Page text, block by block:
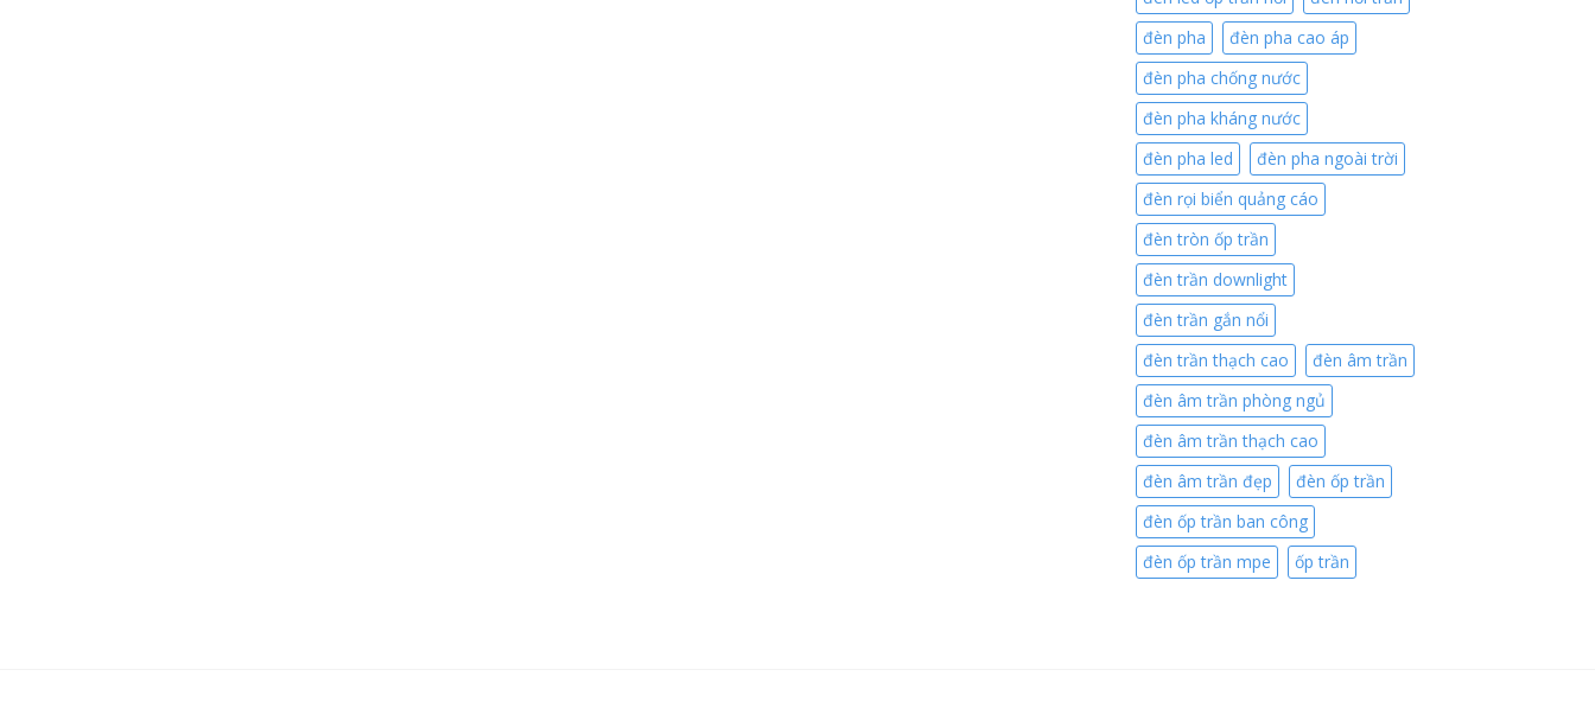
đèn pha
đèn pha cao áp
đèn pha chống nước
đèn pha kháng nước
đèn pha led
đèn pha ngoài trời
đèn rọi biển quảng cáo
đèn tròn ốp trần
đèn trần downlight
đèn trần gắn nổi
đèn trần thạch cao
đèn âm trần
đèn âm trần phòng ngủ
đèn âm trần thạch cao
đèn âm trần đẹp
đèn ốp trần
đèn ốp trần ban công
đèn ốp trần mpe
ốp trần